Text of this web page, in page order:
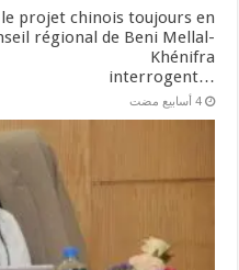
projet chinois toujours en
régional de Beni Mellal-
Khénifra
…interrogent
‏4 أسابيع مضت